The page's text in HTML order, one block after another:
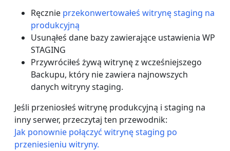
Ręcznie przekonwertowałeś witrynę staging na
produkcyjną
Usunąłeś dane bazy zawierające ustawienia WP
STAGING
Przywróciłeś żywą witrynę z wcześniejszego
Backupu, który nie zawiera najnowszych
danych witryny staging.
Jeśli przeniosłeś witrynę produkcyjną i staging na
inny serwer, przeczytaj ten przewodnik:
Jak ponownie połączyć witrynę staging po
przeniesieniu witryny.